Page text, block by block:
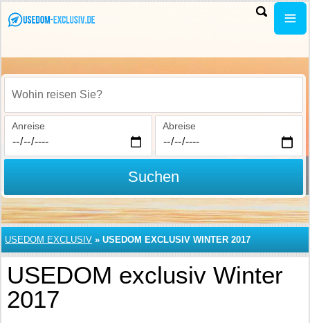
Wohin reisen Sie?
Anreise Abreise
Suchen
USEDOM EXCLUSIV » USEDOM EXCLUSIV WINTER 2017
USEDOM exclusiv Winter
2017